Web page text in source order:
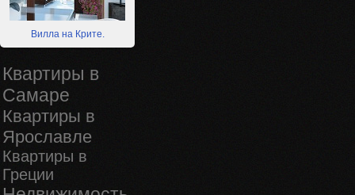
Вилла на Крите.
Квартиры в
Самаре
Квартиры в
Ярославле
Квартиры в
Греции